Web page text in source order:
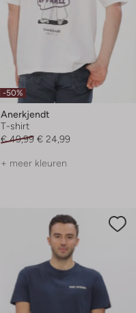
-50%
Anerkjendt
T-shirt
€ 49,99 € 24,99
+ meer kleuren